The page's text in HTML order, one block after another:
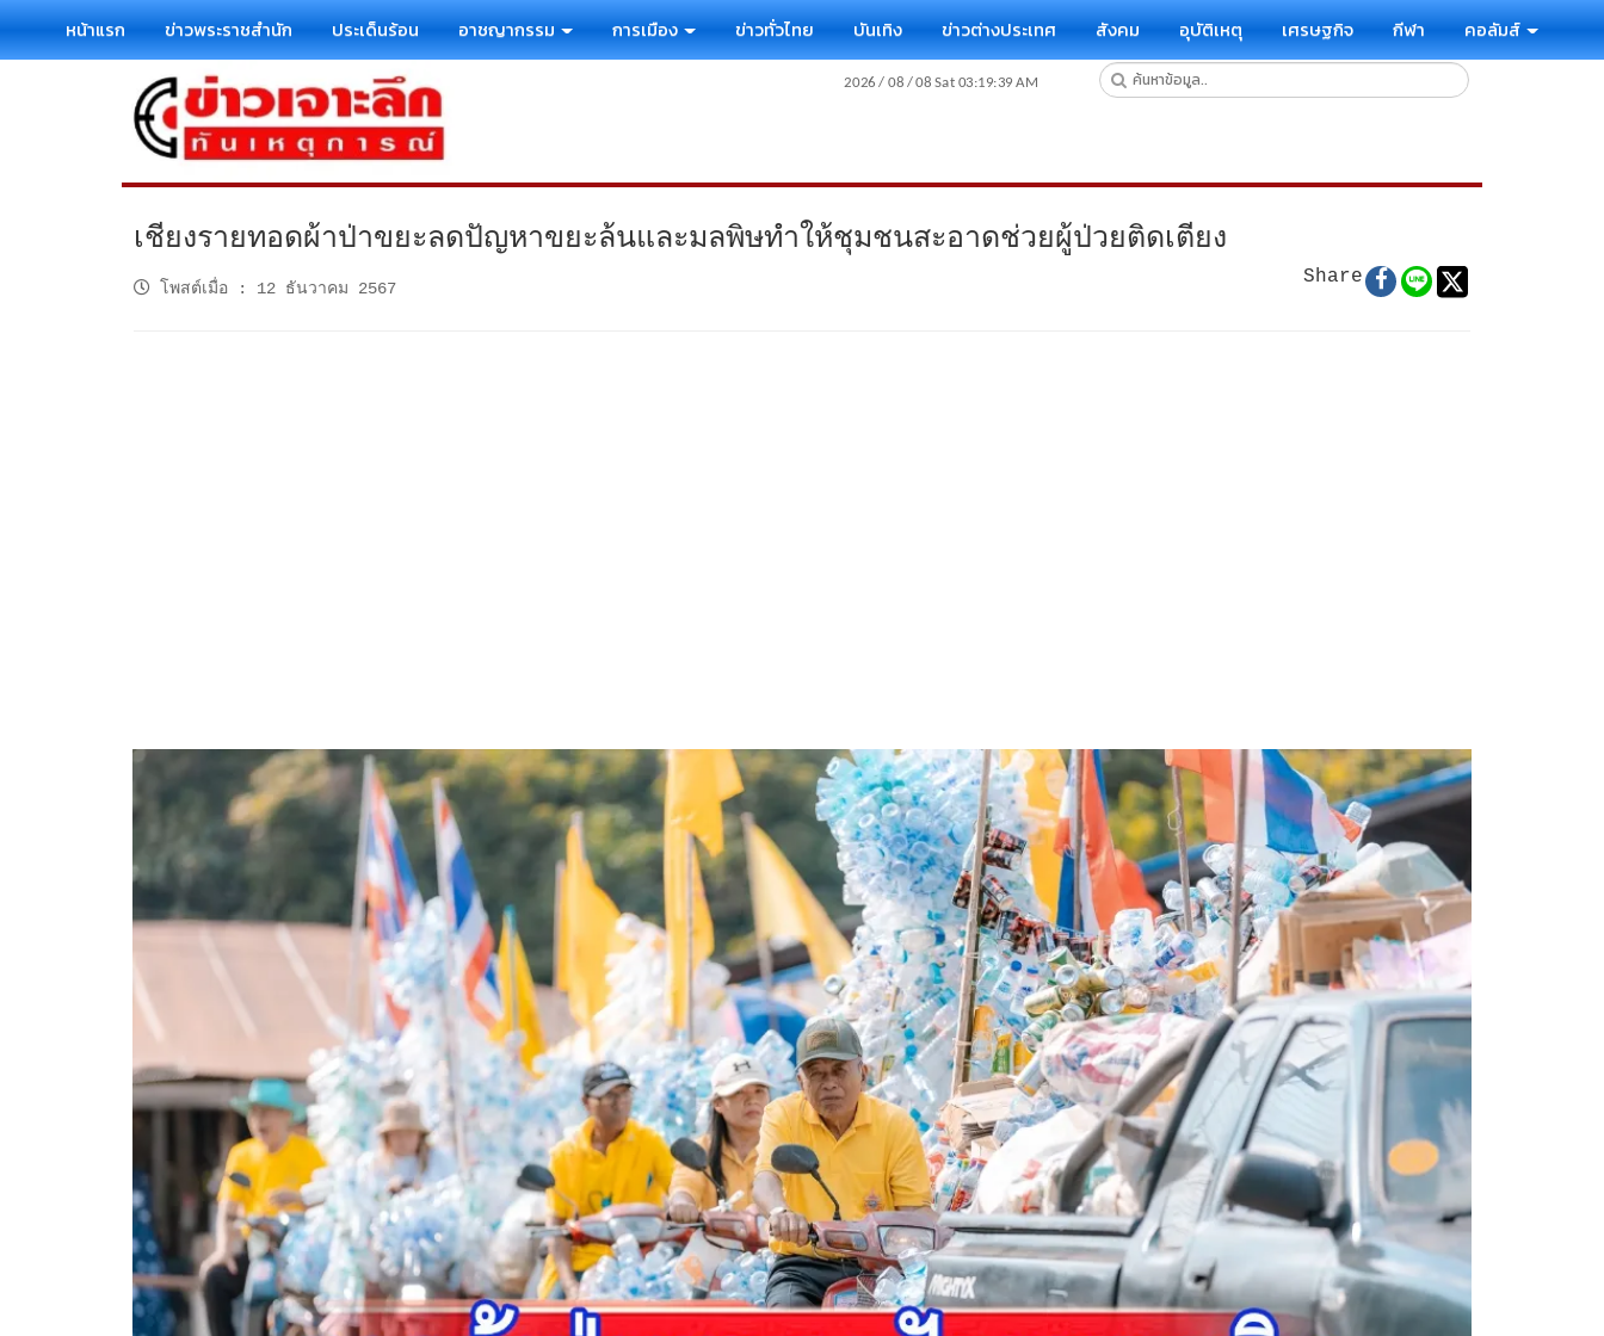
หน้าแรก ข่าวพระราชสำนัก ประเด็นร้อน อาชญากรรม การเมือง ข่าวทั่วไทย บันเทิง ข่าวต่างประเทศ สังคม อุบัติเหตุ เศรษฐกิจ กีฬา คอลัมส์
เชียงรายทอดผ้าป่าขยะลดปัญหาขยะล้นและมลพิษทำให้ชุมชนสะอาดช่วยผู้ป่วยติดเตียง
โพสต์เมื่อ : 12 ธันวาคม 2567
Share